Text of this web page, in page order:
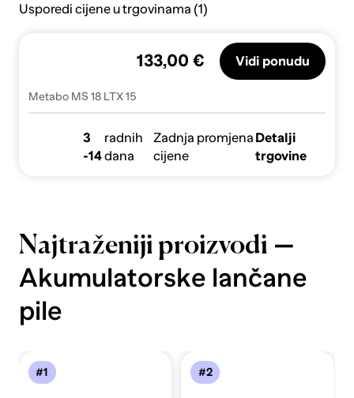
Usporedi cijene u trgovinama (1)
Metabo MS 18 LTX 15
133,00 € Vidi ponudu
3
-14
radnih
dana
Zadnja promjena
cijene
Detalji
trgovine
Najtraženiji proizvodi —
Akumulatorske lančane
pile
#1 #2